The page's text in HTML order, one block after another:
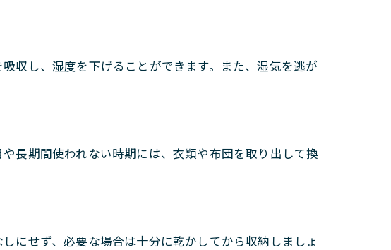
収し、湿度を下げることができます。また、湿気を逃が
長期間使われない時期には、衣類や布団を取り出して換
にせず、必要な場合は十分に乾かしてから収納しましょ